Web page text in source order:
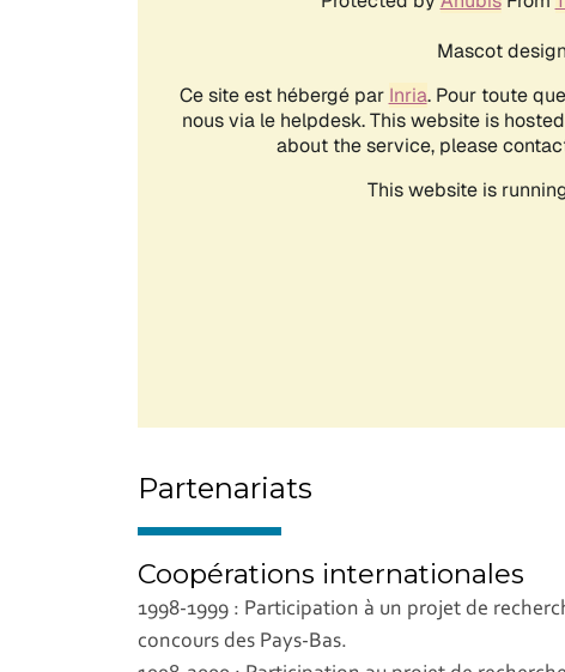
Partenariats
Coopérations internationales
1998-1999 : Participation à un projet de
concours des Pays-Bas.